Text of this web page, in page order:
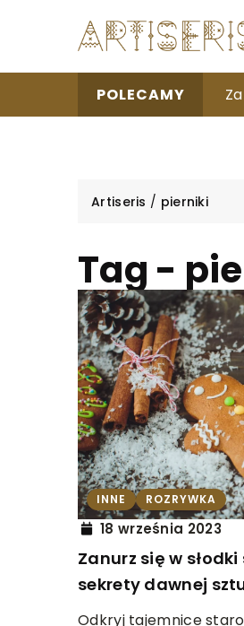
POLECAMY
Artiseris / pierniki
Tag -
INNE ROZRYWKA
18 września 2023
Zanurz się w
sekrety dawnej
Odkryj tajemnice